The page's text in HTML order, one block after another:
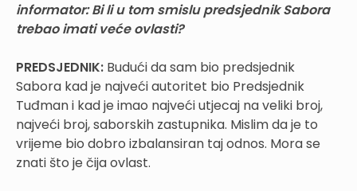
informator: Bi li u tom smislu predsjednik Sabora
trebao imati veće ovlasti?
PREDSJEDNIK: Budući da sam bio predsjednik
Sabora kad je najveći autoritet bio Predsjednik
Tuđman i kad je imao najveći utjecaj na veliki broj,
najveći broj, saborskih zastupnika. Mislim da je to
vrijeme bio dobro izbalansiran taj odnos. Mora se
znati što je čija ovlast.